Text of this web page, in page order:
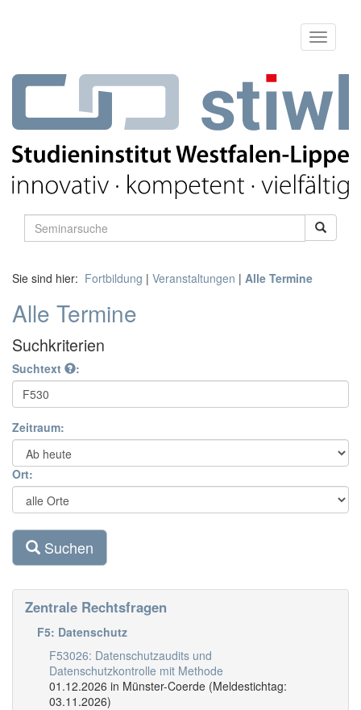
Sie sind hier: Fortbildung | Veranstaltungen | Alle Termine
Alle Termine
Suchkriterien
Suchtext :
Zeitraum:
Ort:
Suchen
Zentrale Rechtsfragen
F5: Datenschutz
F53026: Datenschutzaudits und
Datenschutzkontrolle mit Methode
01.12.2026 in Münster-Coerde (Meldestichtag:
03.11.2026)